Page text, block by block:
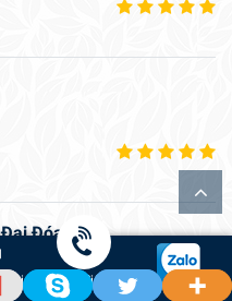
Đóa
Gọi điện